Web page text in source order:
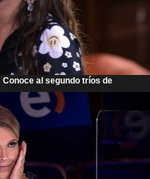
al segundo tríos de